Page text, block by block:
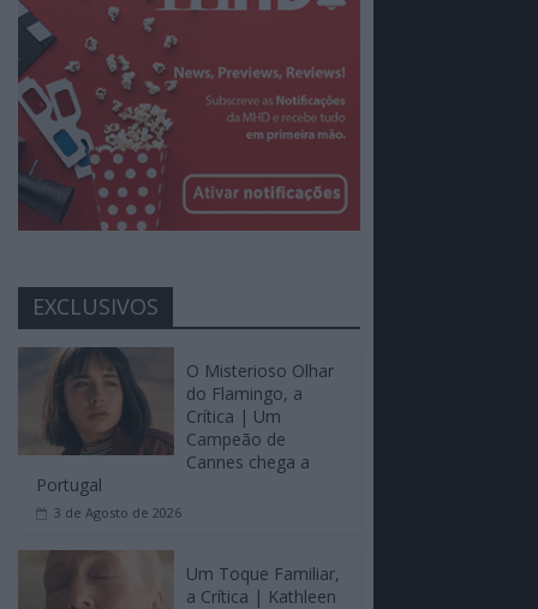
EXCLUSIVOS
O Misterioso Olhar
do Flamingo, a
Crítica | Um
Campeão de
Cannes chega a
Portugal
3 de Agosto de 2026
Um Toque Familiar,
a Crítica | Kathleen